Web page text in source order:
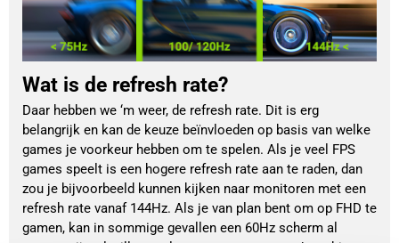
Wat is de refresh rate?
Daar hebben we ‘m weer, de refresh rate. Dit is erg
belangrijk en kan de keuze beïnvloeden op basis van welke
games je voorkeur hebben om te spelen. Als je veel FPS
games speelt is een hogere refresh rate aan te raden, dan
zou je bijvoorbeeld kunnen kijken naar monitoren met een
refresh rate vanaf 144Hz. Als je van plan bent om op FHD te
gamen, kan in sommige gevallen een 60Hz scherm al